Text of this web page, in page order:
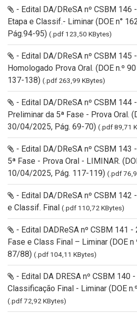
- Edital DA/DReSA nº CSBM 146
Etapa e Classif.- Liminar (DOE n°
Pág.94-95) (.pdf 123,50 KBytes)
- Edital DA/DReSA nº CSBM 145
Homologado Prova Oral. (DOE n.º
137-138) (.pdf 263,99 KBytes)
- Edital DA/DReSA nº CSBM 144
Preliminar da 5ª Fase - Prova Oral.
30/04/2025, Pág. 69-70) (.pdf 89,71
- Edital DA/DReSA nº CSBM 143
5ª Fase - Prova Oral - LIMINAR.
10/04/2025, Pág. 117-119) (.pdf
- Edital DA/DReSA nº CSBM 142
e Classif. Final (.pdf 110,72 KBytes)
- Edital DADReSA nº CSBM 141
Fase e Class Final – Liminar (DOE
87/88) (.pdf 104,11 KBytes)
- Edital DA DRESA nº CSBM 140
Classificação Final - Liminar (DOE
(.pdf 72,92 KBytes)